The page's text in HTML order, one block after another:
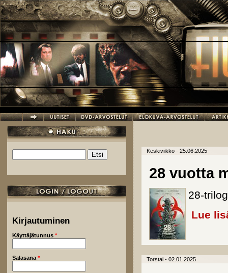
Hyppää pääsisältöön
Hakulomake
Kirjautuminen
Käyttäjätunnus *
Salasana *
Keskiviikko - 25.06.2025
28 vuotta
28-
Lue
Torstai - 02.01.2025